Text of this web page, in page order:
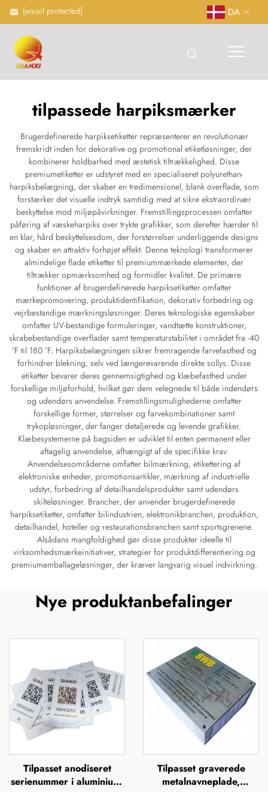
[email protected] DA
tilpassede harpiksmærker
Brugerdefinerede harpiksetiketter repræsenterer en revolutionær
fremskridt inden for dekorative og promotional etiketløsninger, der
kombinerer holdbarhed med æstetisk tiltrækkelighed. Disse
premiumetiketter er udstyret med en specialiseret polyurethan-
harpiksbelægning, der skaber en tredimensionel, blank overflade, som
forstærker det visuelle indtryk samtidig med at sikre ekstraordinær
beskyttelse mod miljøpåvirkninger. Fremstillingsprocessen omfatter
påføring af væskeharpiks over trykte grafikker, som derefter hærder til
en klar, hård beskyttelsesdom, der forstørrelser underliggende designs
og skaber en attraktiv forhøjet effekt. Denne teknologi transformerer
almindelige flade etiketter til premiummærkede elementer, der
tiltrækker opmærksomhed og formidler kvalitet. De primære
funktioner af brugerdefinerede harpiksetiketter omfatter
mærkepromovering, produktidentifikation, dekorativ forbedring og
vejrbestandige mærkningsløsninger. Deres teknologiske egenskaber
omfatter UV-bestandige formuleringer, vandtætte konstruktioner,
skrabebestandige overflader samt temperaturstabilitet i området fra -40
°F til 180 °F. Harpiksbelægningen sikrer fremragende farvefasthed og
forhindrer blekning, selv ved længerevarende direkte sollys. Disse
etiketter bevarer deres gennemsigtighed og klæbefasthed under
forskellige miljøforhold, hvilket gør dem velegnede til både indendørs
og udendørs anvendelse. Fremstillingsmulighederne omfatter
forskellige former, størrelser og farvekombinationer samt
trykopløsninger, der fanger detaljerede og levende grafikker.
Klæbesystemerne på bagsiden er udviklet til enten permanent eller
aftagelig anvendelse, afhængigt af de specifikke krav.
Anvendelsesområderne omfatter bilmærkning, etikettering af
elektroniske enheder, promotionsartikler, mærkning af industrielle
udstyr, forbedring af detailhandelsprodukter samt udendørs
skilteløsninger. Brancher, der anvender brugerdefinerede
harpiksetiketter, omfatter bilindustrien, elektronikbranchen, produktion,
detailhandel, hoteller og restaurationsbranchen samt sportsgrenene.
Alsådans mangfoldighed gør disse produkter ideelle til
virksomhedsmærkeinitiativer, strategier for produktdifferentiering og
premiumemballageløsninger, der kræver langvarig visuel indvirkning.
Nye produktanbefalinger
Tilpasset anodiseret
serienummer i aluminium,
Tilpasset graverede
metalnavneplade,